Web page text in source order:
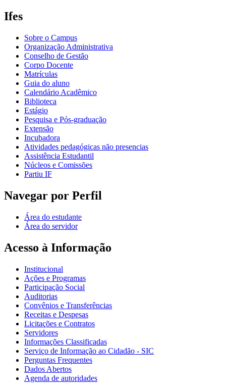
Ifes
Sobre o Campus
Organização Administrativa
Conselho de Gestão
Corpo Docente
Matrículas
Guia do aluno
Calendário Acadêmico
Biblioteca
Estágio
Pesquisa e Pós-graduação
Extensão
Incubadora
Atividades pedagógicas não presencias
Assistência Estudantil
Núcleos e Comissões
Partiu IF
Navegar por Perfil
Área do estudante
Área do servidor
Acesso à Informação
Institucional
Ações e Programas
Participação Social
Auditorias
Convênios e Transferências
Receitas e Despesas
Licitações e Contratos
Servidores
Informações Classificadas
Serviço de Informação ao Cidadão - SIC
Perguntas Frequentes
Dados Abertos
Agenda de autoridades